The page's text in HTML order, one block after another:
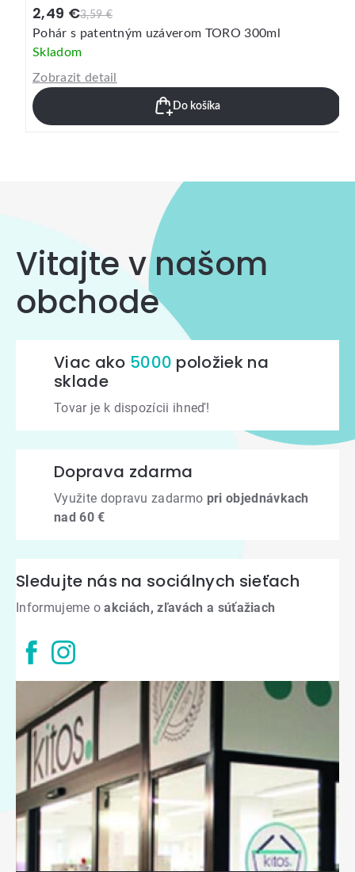
3,59 €
2,49 €
Pohár s patentným uzáverom TORO 300ml
Skladom
Zobrazit detail
Do košíka
Vitajte v našom
obchode
Viac ako 5000 položiek na
sklade
Tovar je k dispozícii ihneď!
Doprava zdarma
Využite dopravu zadarmo pri objednávkach
nad 60 €
Sledujte nás na sociálnych sieťach
Informujeme oakciách, zľavách a súťažiach